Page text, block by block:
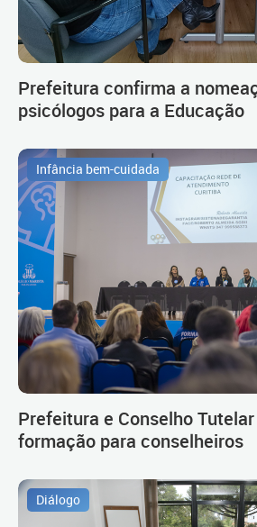
Prefeitura confirma a
psicólogos para a Educação
Infância bem-cuidada
Prefeitura e Conselho
formação para conselheiros
Diálogo